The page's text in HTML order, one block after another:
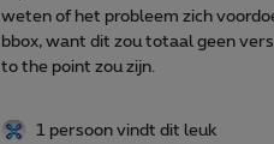
weten of het probleem zich
bbox, want dit zou totaal geen
to the point zou zijn.
1 persoon vindt dit leuk